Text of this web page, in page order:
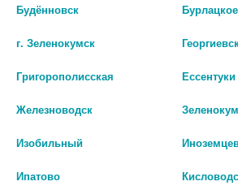
Будённовск Бурлацкое
г. Зеленокумск
Григорополисская Ессентуки
Железноводск
Изобильный
Ипатово